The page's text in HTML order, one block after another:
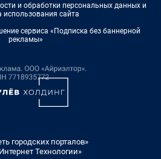
и обработки персональных данных и
использования сайта
сервиса «Подписка без баннерной
рекламы»
городских порталов»
Технологии»